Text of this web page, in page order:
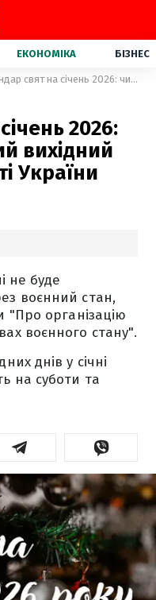
ЕКОНОМІКА БІЗНЕС
Календар свят на січень 2026: чи буде додатковий вихідний на День Соборності України
2026:
вихідний
України
не буде
воєнний стан,
"Про організацію
воєнного стану".
днів у січні
на суботи та